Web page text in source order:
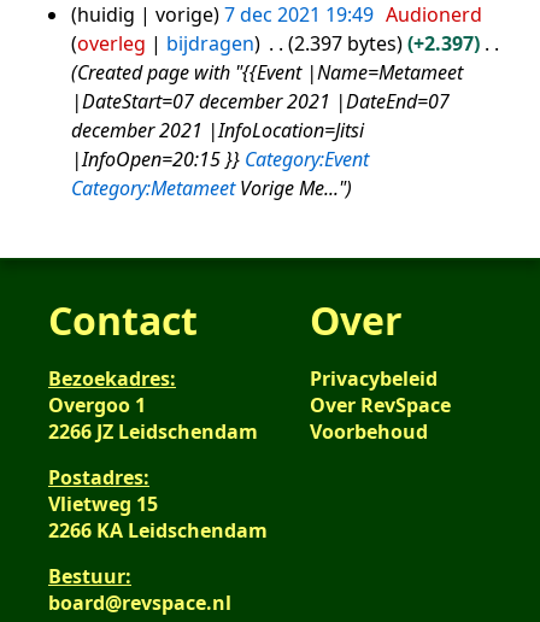
7
dec
2021
huidig vorige 7 dec 2021 19:49 Audionerd
overleg
bijdragen 2.397 bytes
+2.397
Created page with "{{Event |Name=Metameet
|DateStart=07 december 2021 |DateEnd=07
december 2021 |InfoLocation=Jitsi
|InfoOpen=20:15 }} Category:Event
Category:MetameetVorige Me..."
Contact
Bezoekadres:
Overgoo 1
2266 JZ Leidschendam
Postadres:
Vlietweg 15
2266 KA Leidschendam
Bestuur:
board@revspace.nl
Over
Privacybeleid
Over RevSpace
Voorbehoud